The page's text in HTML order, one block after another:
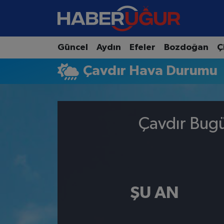
Güncel Aydın Efeler Bozdoğan
Çavdır Hava Durumu
Çavdır
ŞU AN
Aydın Nöbetçi Eczaneler
Aydın Hava Durumu